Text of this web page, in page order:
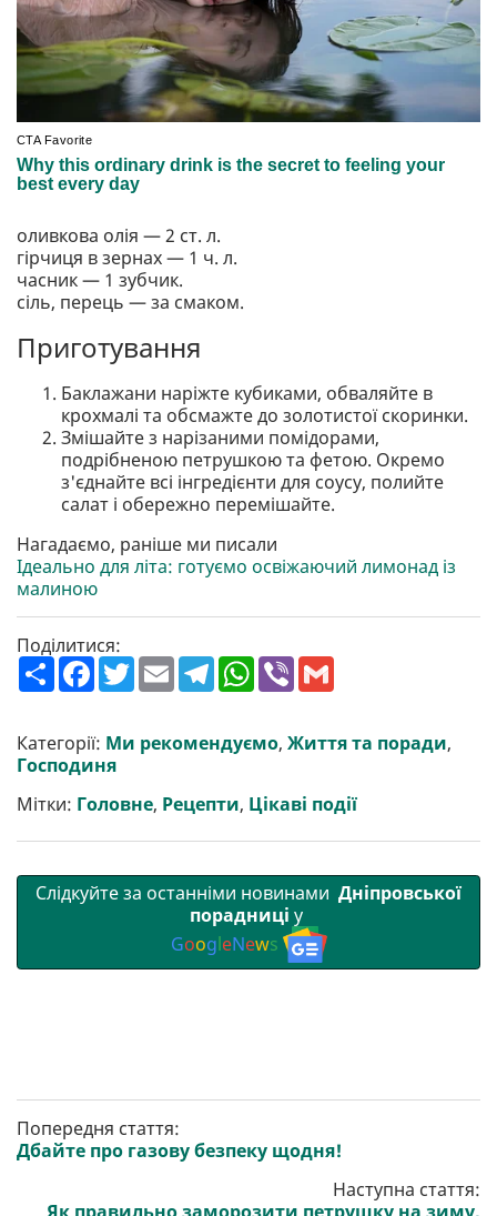
оливкова олія — 2 ст. л.
гірчиця в зернах — 1 ч. л.
часник — 1 зубчик.
сіль, перець — за смаком.
Приготування
Баклажани наріжте кубиками, обваляйте в
крохмалі та обсмажте до золотистої скоринки.
Змішайте з нарізаними помідорами,
подрібненою петрушкою та фетою. Окремо
з'єднайте всі інгредієнти для соусу, полийте
салат і обережно перемішайте.
Нагадаємо, раніше ми писали
Ідеально для літа: готуємо освіжаючий лимонад із
малиною
Поділитися:
П
о
р
и
т
F
a
b
o
o
T
w
e
E
m
l
T
e
g
r
W
h
s
A
p
V
r l
Категорії: Ми рекомендуємо, Життя та поради,
Господиня
Мітки: Головне, Рецепти, Цікаві події
Слідкуйте за останніми новинами Дніпровської
порадниці у
GoogleNews
Попередня стаття:
Дбайте про газову безпеку щодня!
Наступна стаття: